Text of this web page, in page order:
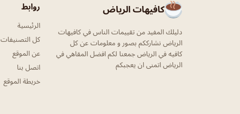
كافيهات الرياض
دليلك المفيد من تقييمات الناس في كافيهات
الرياض نشارككم بصور و معلومات عن كل
كافيه في الرياض جمعنا لكم افضل المقاهي في
الرياض اتمنى ان يعجبكم
روابط
الرئيسية
كل التصنيفات
عن الموقع
اتصل بنا
خريطة الموقع